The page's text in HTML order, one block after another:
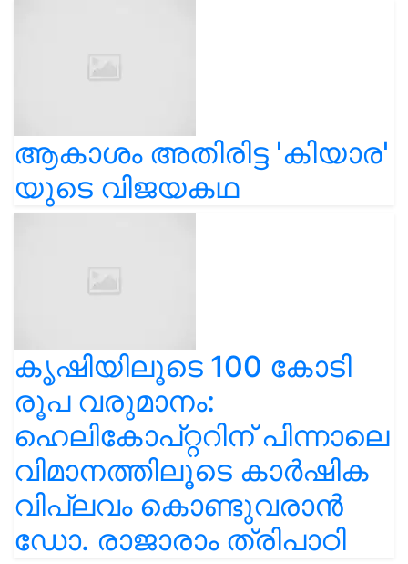
ആകാശം അതിരിട്ട 'കിയാര'
യുടെ വിജയകഥ
കൃഷിയിലൂടെ 100 കോടി
രൂപ വരുമാനം:
ഹെലികോപ്റ്ററിന് പിന്നാലെ
വിമാനത്തിലൂടെ കാർഷിക
വിപ്ലവം കൊണ്ടുവരാൻ
ഡോ. രാജാരാം ത്രിപാഠി